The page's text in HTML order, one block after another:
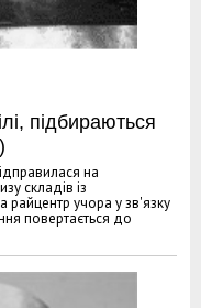
підбираються
на
складів із
райцентр учора у зв'язку
повертається до